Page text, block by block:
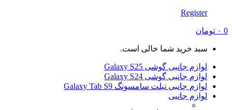
Register
0 ۰ تومان
سبد خرید شما خالی است.
لوازم جانبی گوشی Galaxy S25
لوازم جانبی گوشی Galaxy S24
لوازم جانبی تبلت سامسونگ Galaxy Tab S9
لوازم جانبی